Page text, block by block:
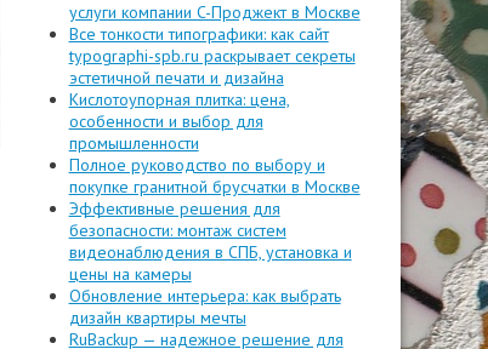
услуги компании C-Проджект в Москве
Все тонкости типографики: как сайт
typographi-spb.ru раскрывает секреты
эстетичной печати и дизайна
Кислотоупорная плитка: цена,
особенности и выбор для
промышленности
Полное руководство по выбору и
покупке гранитной брусчатки в Москве
Эффективные решения для
безопасности: монтаж систем
видеонаблюдения в СПБ, установка и
цены на камеры
Обновление интерьера: как выбрать
дизайн квартиры мечты
RuBackup — надежное решение для